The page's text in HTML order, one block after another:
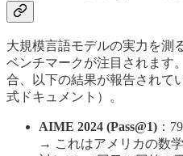
大規模言語モデルの実力を測
ベンチマークが注目されます
合、以下の結果が報告されて
式ドキュメント）。
AIME 2024 (Pass@1) ：
→ これはアメリカの数